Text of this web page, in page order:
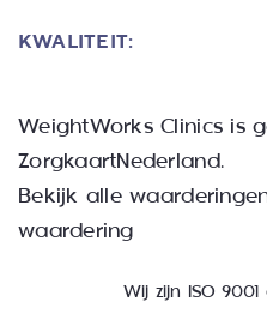
KWALITEIT:
WeightWorks Clinics is
ZorgkaartNederland.
Bekijk alle
waardering
Wij zijn ISO